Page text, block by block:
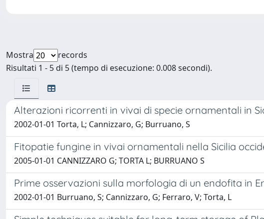
Mostra
records
Risultati 1 - 5 di 5 (tempo di esecuzione: 0.008 secondi).
Alterazioni ricorrenti in vivai di specie ornamentali in
2002-01-01 Torta, L; Cannizzaro, G; Burruano, S
Fitopatie fungine in vivai ornamentali nella Sicilia
2005-01-01 CANNIZZARO G; TORTA L; BURRUANO S
Prime osservazioni sulla morfologia di un endofita in
2002-01-01 Burruano, S; Cannizzaro, G; Ferraro, V; Torta, L